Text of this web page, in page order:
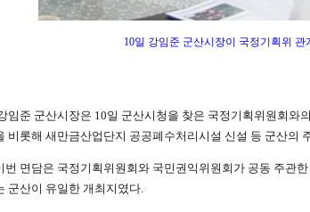
10일 강임준 군산시장이 국정기획위
임준 군산시장은 10일 군산시청을 찾은 국정기획위원회와
비롯해 새만금산업단지 공공폐수처리시설 신설 등 군산의
번 면담은 국정기획위원회와 국민권익위원회가 공동 주관
군산이 유일한 개최지였다.